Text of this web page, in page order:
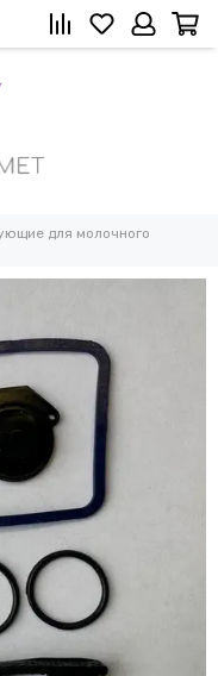
для молочного